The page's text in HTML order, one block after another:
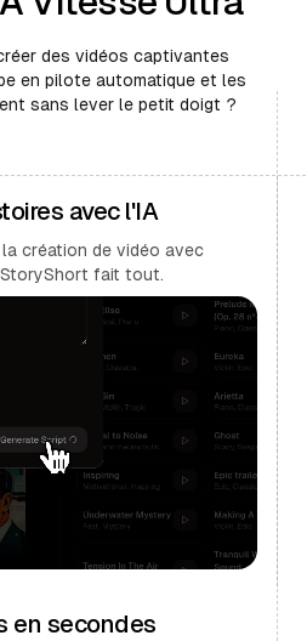
des vidéos captivantes
en pilote automatique et les
sans lever le petit doigt ?
avec l'IA
création de vidéo avec
fait tout.
en secondes